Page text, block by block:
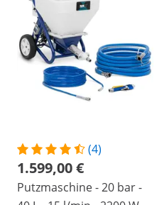
(4)
1.599,00 €
Putzmaschine - 20 bar -